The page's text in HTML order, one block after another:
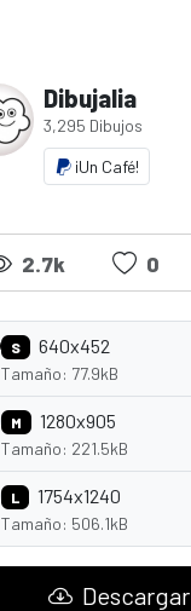
Dibujalia
3,295 Dibujos
¡Un Café!
2.7k 0
S 640x452
Tamaño: 77.9kB
M 1280x905
Tamaño: 221.5kB
L 1754x1240
Tamaño: 506.1kB
Descargar